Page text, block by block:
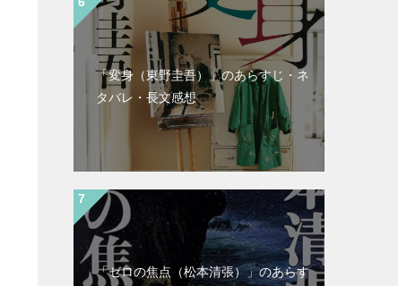
「変身（東野圭吾）」のあらすじ・ネ
タバレ・長文感想
「ゼロの焦点（松本清張）」のあらす